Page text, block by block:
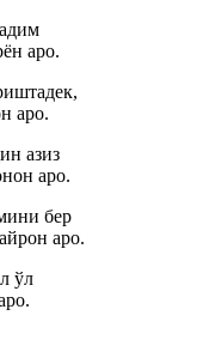
аро.
аро.
азиз
аро.
бер
аро.
ўл